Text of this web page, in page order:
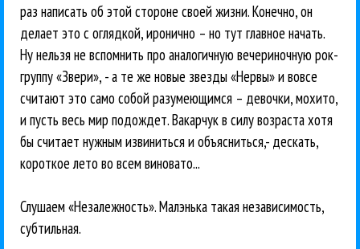
раз написать об этой стороне своей жизни. Конечно, он
делает это с оглядкой, иронично – но тут главное начать.
Ну нельзя не вспомнить про аналогичную вечериночную рок-
группу «Звери», - а те же новые звезды «Нервы» и вовсе
считают это само собой разумеющимся – девочки, мохито,
и пусть весь мир подождет. Вакарчук в силу возраста хотя
бы считает нужным извиниться и объясниться,- дескать,
короткое лето во всем виновато...
Слушаем «Незалежность». Малэнька такая независимость,
субтильная.